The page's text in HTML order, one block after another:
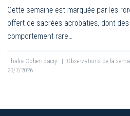
Cette semaine est marquée par les
offert de sacrées acrobaties, dont
comportement rare…
Thalia Cohen Bacry | Observations de la
23/7/2026